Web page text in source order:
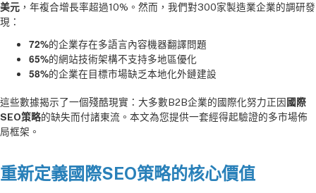
美元 ，年複合增長率超過10%。然而，我們對300家製造業企業的調研發
現：
72%的企業存在多語言內容機器翻譯問題
65%的網站技術架構不支持多地區優化
58%的企業在目標市場缺乏本地化外鏈建設
這些數據揭示了一個殘酷現實：大多數B2B企業的國際化努力正因 國際
SEO策略的缺失而付諸東流。本文為您提供一套經得起驗證的多市場佈
局框架。
重新定義國際SEO策略的核心價值